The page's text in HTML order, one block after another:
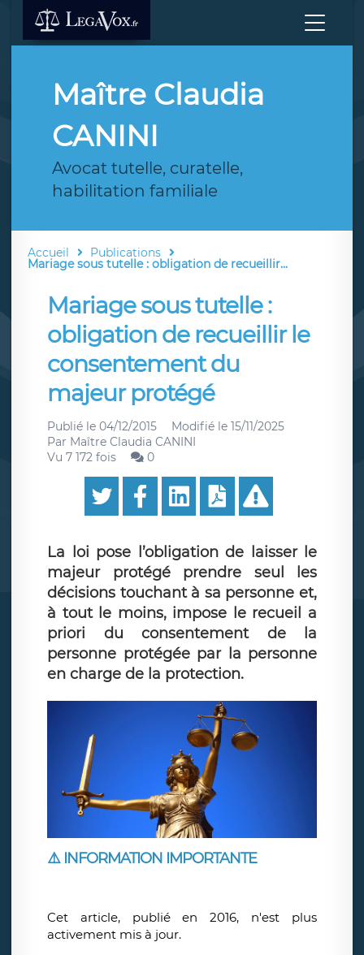
Maître Claudia
CANINI
Avocat tutelle, curatelle,
habilitation familiale
Accueil Publications
Mariage sous tutelle : obligation de recueillir...
Mariage sous tutelle :
obligation de recueillir le
consentement du
majeur protégé
Publié le 04/12/2015 Modifié le 15/11/2025
Par Maître Claudia CANINI
Vu 7 172 fois
0
La loi pose l’obligation de laisser le
majeur protégé prendre seul les
décisions touchant à sa personne et,
à tout le moins, impose le recueil a
priori du consentement de la
personne protégée par la personne
en charge de la protection.
⚠️ INFORMATION IMPORTANTE
Cet article, publié en 2016, n'est plus
activement mis à jour.